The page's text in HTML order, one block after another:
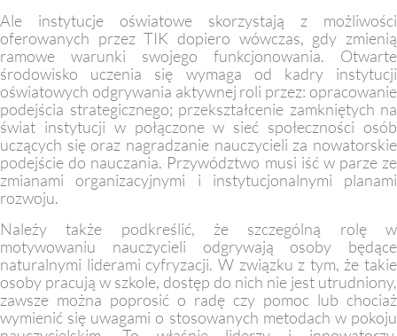
Ale instytucje oświatowe skorzystają z możliwości
oferowanych przez TIK dopiero wówczas, gdy zmienią
ramowe warunki swojego funkcjonowania. Otwarte
środowisko uczenia się wymaga od kadry instytucji
oświatowych odgrywania aktywnej roli przez: opracowanie
podejścia strategicznego; przekształcenie zamkniętych na
świat instytucji w połączone w sieć społeczności osób
uczących się oraz nagradzanie nauczycieli za nowatorskie
podejście do nauczania. Przywództwo musi iść w parze ze
zmianami organizacyjnymi i instytucjonalnymi planami
rozwoju.
Należy także podkreślić, że szczególną rolę w
motywowaniu nauczycieli odgrywają osoby będące
naturalnymi liderami cyfryzacji. W związku z tym, że takie
osoby pracują w szkole, dostęp do nich nie jest utrudniony,
zawsze można poprosić o radę czy pomoc lub chociaż
wymienić się uwagami o stosowanych metodach w pokoju